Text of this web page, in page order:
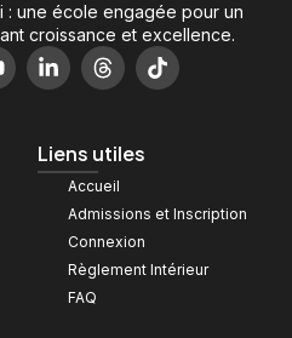
: une école engagée pour un
croissance et excellence.
Liens utiles
Accueil
Admissions et Inscription
Connexion
Règlement Intérieur
FAQ